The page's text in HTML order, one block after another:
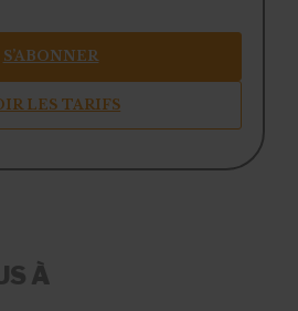
S’ABONNER
LES TARIFS
À